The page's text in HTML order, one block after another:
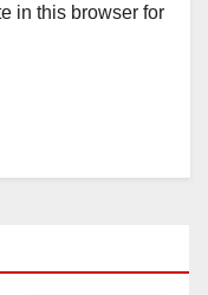
in this browser for